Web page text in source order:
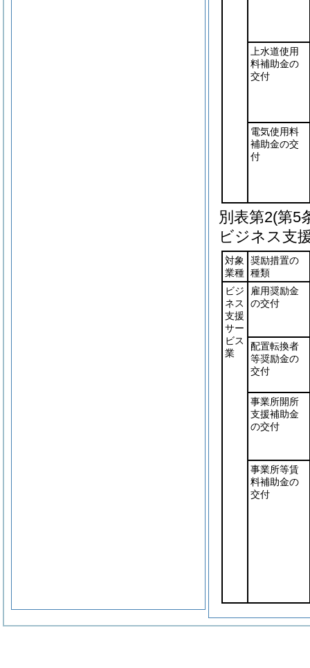
上水道使用
料補助金の
交付
電気使用料
補助金の交
付
別表第2(第5
ビジネス支
対象
業種
奨励措置の
種類
ビジ
ネス
支援
サー
ビス
業
雇用奨励金
の交付
配置転換者
等奨励金の
交付
事業所開所
支援補助金
の交付
事業所等賃
料補助金の
交付